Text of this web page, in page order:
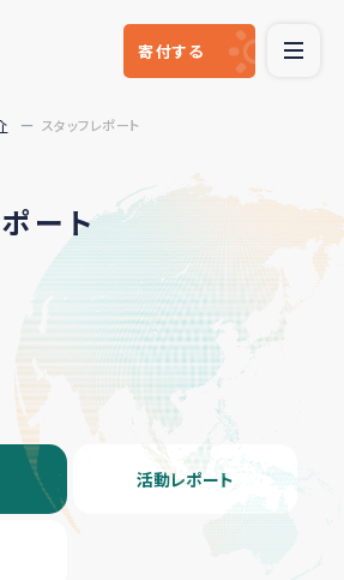
寄付する
スタッフレポート
ート
活動レポート